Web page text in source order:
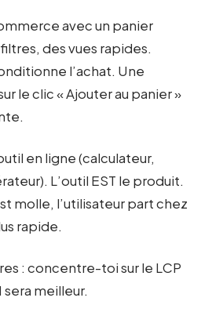
avec un panier
des vues rapides.
l’achat. Une
le clic « Ajouter au panier »
en ligne (calculateur,
L’outil EST le produit.
molle, l’utilisateur part chez
rapide.
: concentre-toi sur le LCP
sera meilleur.